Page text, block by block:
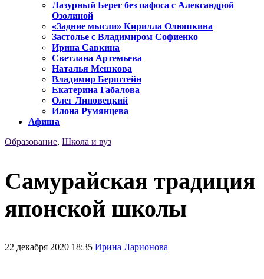
Лазурный Берег без пафоса с Александрой
Озолиной
«Задние мысли» Кирилла Олюшкина
Застолье с Владимиром Софиенко
Ирина Савкина
Светлана Артемьева
Наталья Мешкова
Владимир Берштейн
Екатерина Габалова
Олег Липовецкий
Илона Румянцева
Афиша
Образование, Школа и вуз
Самурайская традиция
японской школы
22 декабря 2020 18:35 Ирина Ларионова